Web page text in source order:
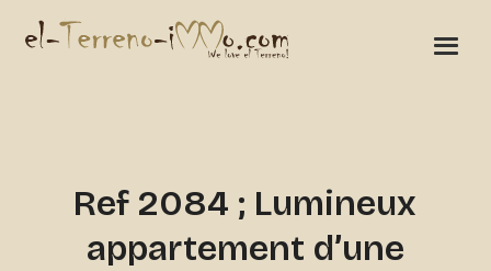
Ref 2084 ; Lumineux
appartement d’une